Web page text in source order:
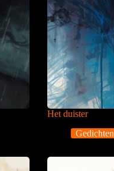
Het duister
Gedichten